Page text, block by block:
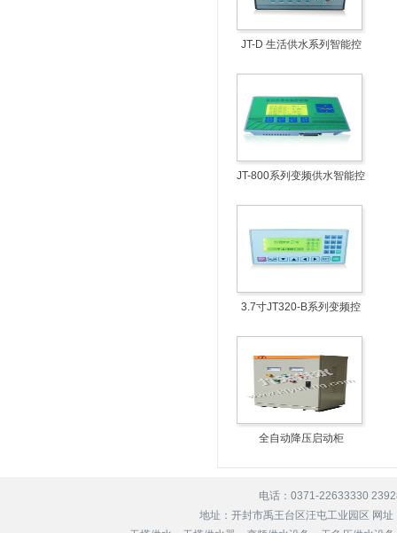
JT-D 生活供水系列智能控
JT-800系列变频供水智能控
3.7寸JT320-B系列变频控
全自动降压启动柜
电话：0371-22633330
地址：开封市禹王台区汪屯工业园区 网址